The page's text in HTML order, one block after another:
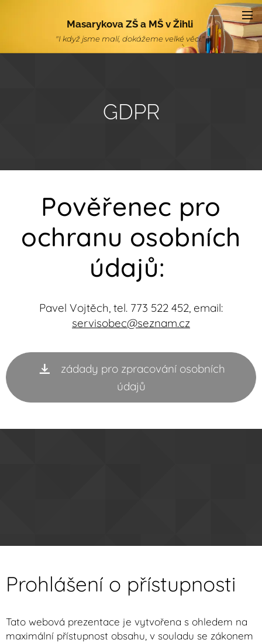
Masarykova ZŠ a MŠ v Žihli
"I když jsme malí, dokážeme velké věci."
GDPR
Pověřenec pro
ochranu osobních
údajů:
Pavel Vojtěch, tel. 773 522 452, email:
servisobec@seznam.cz
zádady pro zpracování osobních
údajů
Prohlášení o přístupnosti
Tato webová prezentace je vytvořena s ohledem na
maximální přístupnost obsahu, v souladu se zákonem